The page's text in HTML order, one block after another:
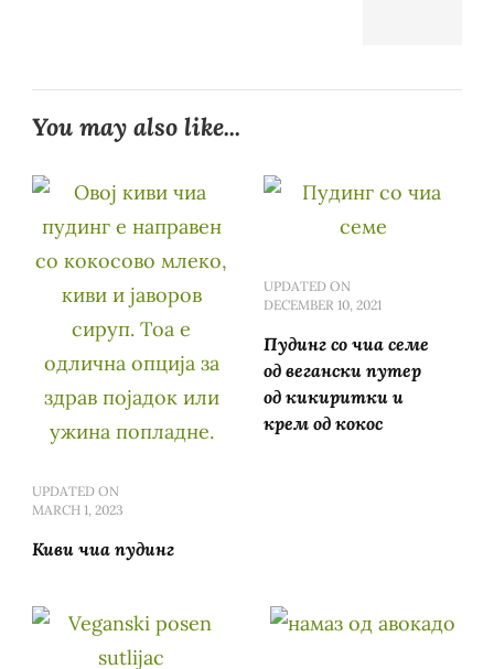
You may also like...
UPDATED ON
MARCH 1, 2023
Киви чиа пудинг
UPDATED ON
DECEMBER 10, 2021
Пудинг со чиа семе
од вегански путер
од кикиритки и
крем од кокос